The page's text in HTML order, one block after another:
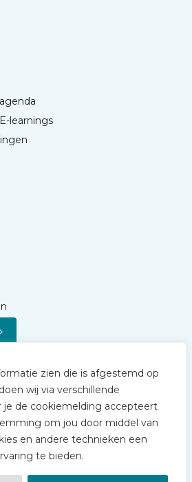
zien die is afgestemd op
wij via verschillende
je de cookiemelding accepteert
om jou door middel van
en andere technieken een
te bieden.
learnings